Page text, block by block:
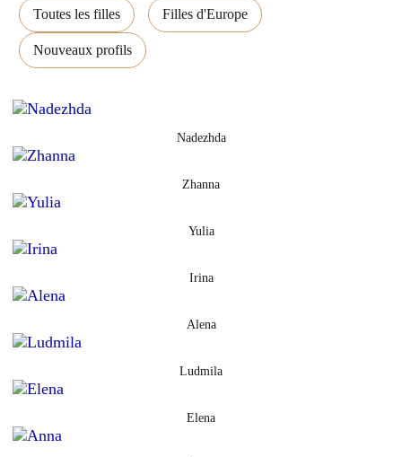
Toutes les filles Filles d'Europe
Nouveaux profils
Nadezhda
Zhanna
Yulia
Irina
Alena
Ludmila
Elena